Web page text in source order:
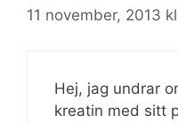
11 november, 2013
Hej, jag undrar
kreatin med sitt